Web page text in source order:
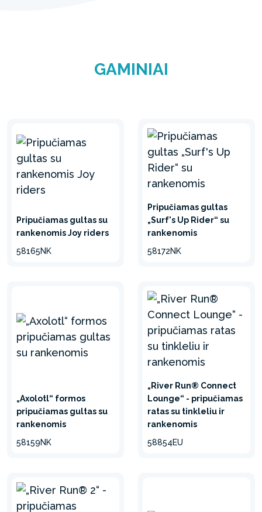
GAMINIAI
Pripučiamas gultas su
rankenomis Joy riders
58165NK
Pripučiamas gultas
„Surf's Up Rider“ su
rankenomis
58172NK
„Axolotl“ formos
pripučiamas gultas su
rankenomis
58159NK
„River Run® Connect
Lounge“ - pripučiamas
ratas su tinkleliu ir
rankenomis
58854EU